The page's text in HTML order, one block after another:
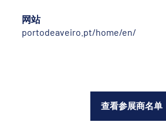
网站
portodeaveiro.pt/home/en/
查看参展商名单